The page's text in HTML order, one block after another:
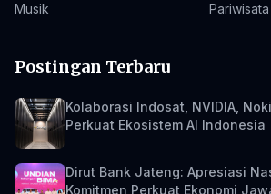
Musik
Pariwisata
Postingan Terbaru
Kolaborasi Indosat, NVIDIA,
Perkuat Ekosistem AI Indonesia
Dirut Bank Jateng: Apresiasi
Komitmen Perkuat Ekonomi